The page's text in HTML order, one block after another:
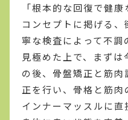
「根本的な回復で健
コンセプトに掲げる
寧な検査によって不調
見極めた上で、まず
の後、骨盤矯正と筋
正を行い、骨格と筋
インナーマッスルに直